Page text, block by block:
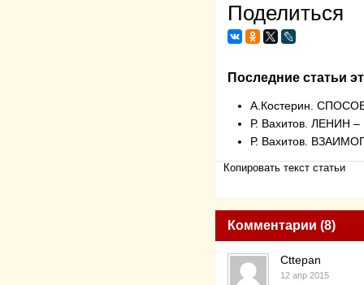
Поделиться
Последние статьи
А.Костерин.
Р. Вахитов.
Р. Вахитов.
Копировать текст статьи
Комментарии (8)
Cttepan
12 апр 2015